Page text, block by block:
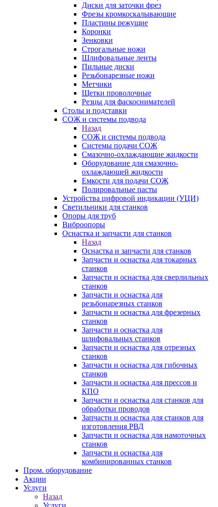
Диски для заточки фрез
Фрезы кромкоскалывающие
Пластины режущие
Коронки
Зенковки
Строгальные ножи
Шлифовальные ленты
Пильные диски
Резьбонарезные ножи
Метчики
Щетки проволочные
Резцы для фаскоснимателей
Столы и подставки
СОЖ и системы подвода
Назад
СОЖ и системы подвода
Системы подачи СОЖ
Смазочно-охлаждающие жидкости
Оборудование для смазочно-
охлаждающей жидкости
Емкости для подачи СОЖ
Полировальные пасты
Устройства цифровой индикации (УЦИ)
Светильники для станков
Опоры для труб
Виброопоры
Оснастка и запчасти для станков
Назад
Оснастка и запчасти для станков
Запчасти и оснастка для токарных
станков
Запчасти и оснастка для сверлильных
станков
Запчасти и оснастка для
резьбонарезных станков
Запчасти и оснастка для фрезерных
станков
Запчасти и оснастка для
шлифовальных станков
Запчасти и оснастка для отрезных
станков
Запчасти и оснастка для гибочных
станков
Запчасти и оснастка для прессов и
КПО
Запчасти и оснастка для станков для
обработки проводов
Запчасти и оснастка для станков для
изготовления РВД
Запчасти и оснастка для намоточных
станков
Запчасти и оснастка для
комбинированных станков
Пром. оборудование
Акции
Услуги
Назад
Услуги